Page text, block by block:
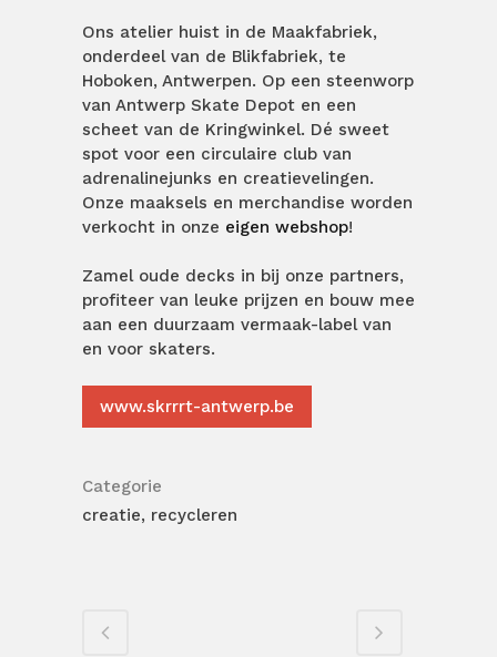
Ons atelier huist in de Maakfabriek,
onderdeel van de Blikfabriek, te
Hoboken, Antwerpen. Op een steenworp
van Antwerp Skate Depot en een
scheet van de Kringwinkel. Dé sweet
spot voor een circulaire club van
adrenalinejunks en creatievelingen.
Onze maaksels en merchandise worden
verkocht in onze eigen webshop!
Zamel oude decks in bij onze partners,
profiteer van leuke prijzen en bouw mee
aan een duurzaam vermaak-label van
en voor skaters.
www.skrrrt-antwerp.be
Categorie
creatie, recycleren